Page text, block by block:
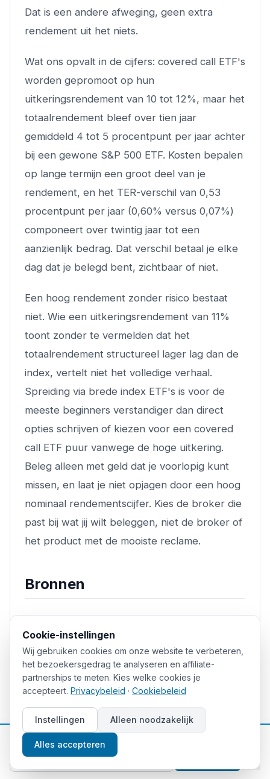
Dat is een andere afweging, geen extra
rendement uit het niets.
Wat ons opvalt in de cijfers: covered call ETF's
worden gepromoot op hun
uitkeringsrendement van 10 tot 12%, maar het
totaalrendement bleef over tien jaar
gemiddeld 4 tot 5 procentpunt per jaar achter
bij een gewone S&P 500 ETF. Kosten bepalen
op lange termijn een groot deel van je
rendement, en het TER-verschil van 0,53
procentpunt per jaar (0,60% versus 0,07%)
componeert over twintig jaar tot een
aanzienlijk bedrag. Dat verschil betaal je elke
dag dat je belegd bent, zichtbaar of niet.
Een hoog rendement zonder risico bestaat
niet. Wie een uitkeringsrendement van 11%
toont zonder te vermelden dat het
totaalrendement structureel lager lag dan de
index, vertelt niet het volledige verhaal.
Spreiding via brede index ETF's is voor de
meeste beginners verstandiger dan direct
opties schrijven of kiezen voor een covered
call ETF puur vanwege de hoge uitkering.
Beleg alleen met geld dat je voorlopig kunt
missen, en laat je niet opjagen door een hoog
nominaal rendementscijfer. Kies de broker die
past bij wat jij wilt beleggen, niet de broker of
het product met de mooiste reclame.
Bronnen
Ibbotson Associates: An Historical
Evaluation of the CBOE S&P 500 BuyWrite
Index
Optimized Portfolio: QYLD Review
ProShares: Covered Call ETFs – The Myth
of Downside Protection
Global X ETFs Europe: S&P 500 Covered
Call UCITS ETF (XYLU)
DEGIRO: Covered call en covered put uitleg
Cookie-instellingen
Wij gebruiken cookies om onze website te verbeteren,
het bezoekersgedrag te analyseren en affiliate-
partnerships te meten. Kies welke cookies je
accepteert. Privacybeleid · Cookiebeleid
Instellingen Alleen noodzakelijk
Alles accepteren
📈 Gratis beleggingstips